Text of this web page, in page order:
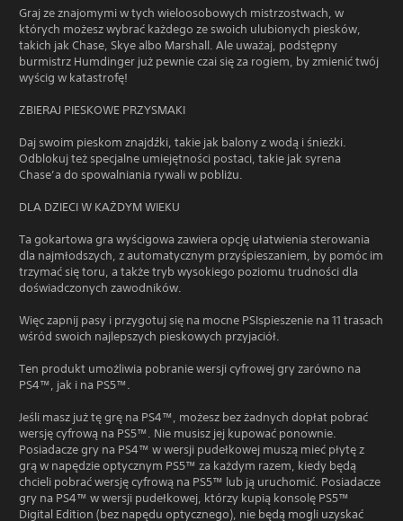
Graj ze znajomymi w tych wieloosobowych mistrzostwach, w
których możesz wybrać każdego ze swoich ulubionych piesków,
takich jak Chase, Skye albo Marshall. Ale uważaj, podstępny
burmistrz Humdinger już pewnie czai się za rogiem, by zmienić twój
wyścig w katastrofę!
ZBIERAJ PIESKOWE PRZYSMAKI
Daj swoim pieskom znajdźki, takie jak balony z wodą i śnieżki.
Odblokuj też specjalne umiejętności postaci, takie jak syrena
Chase’a do spowalniania rywali w pobliżu.
DLA DZIECI W KAŻDYM WIEKU
Ta gokartowa gra wyścigowa zawiera opcję ułatwienia sterowania
dla najmłodszych, z automatycznym przyśpieszaniem, by pomóc im
trzymać się toru, a także tryb wysokiego poziomu trudności dla
doświadczonych zawodników.
Więc zapnij pasy i przygotuj się na mocne PSIspieszenie na 11 trasach
wśród swoich najlepszych pieskowych przyjaciół.
Ten produkt umożliwia pobranie wersji cyfrowej gry zarówno na
PS4™, jak i na PS5™.
Jeśli masz już tę grę na PS4™, możesz bez żadnych dopłat pobrać
wersję cyfrową na PS5™. Nie musisz jej kupować ponownie.
Posiadacze gry na PS4™ w wersji pudełkowej muszą mieć płytę z
grą w napędzie optycznym PS5™ za każdym razem, kiedy będą
chcieli pobrać wersję cyfrową na PS5™ lub ją uruchomić. Posiadacze
gry na PS4™ w wersji pudełkowej, którzy kupią konsolę PS5™
Digital Edition (bez napędu optycznego), nie będą mogli uzyskać